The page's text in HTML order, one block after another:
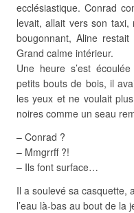
ecclésiastique. Conrad
levait, allait vers son
bougonnant, Aline
Grand calme intérieur.
Une heure s’est
petits bouts de bois, il
les yeux et ne voulait
noires comme un seau
– Conrad ?
– Mmgrrff ?!
– Ils font surface…
Il a soulevé sa casquette,
l’eau là-bas au bout de la